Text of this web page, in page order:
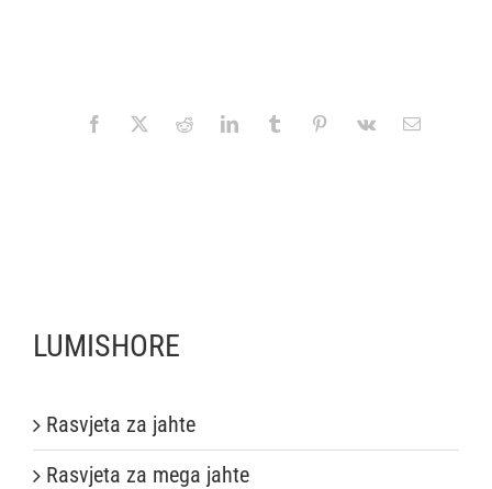
LUMISHORE
Rasvjeta za jahte
Rasvjeta za mega jahte